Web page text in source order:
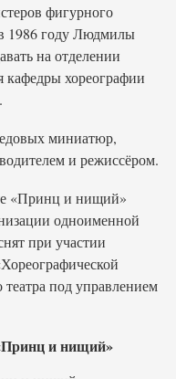
фигурного
1986 году Людмилы
на отделении
кафедры хореографии
миниатюр,
и режиссёром.
«Принц и нищий»
одноименной
при участии
под управлением
и нищий»